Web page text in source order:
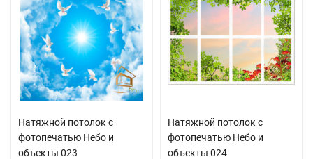
Натяжной потолок с
фотопечатью Небо и
объекты 023
Натяжной потолок с
фотопечатью Небо и
объекты 024